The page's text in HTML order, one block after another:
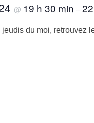
@ 19 h 30 min –
du moi, retrouvez